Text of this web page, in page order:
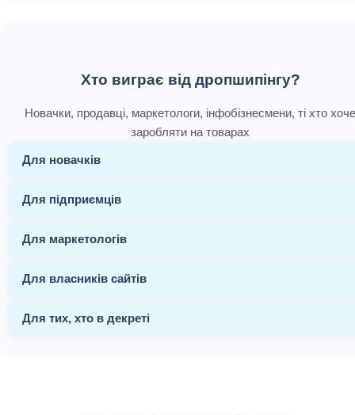
Хто виграє від дропшипінгу?
Новачки, продавці, маркетологи, інфобізнесмени, ті хто хоче
заробляти на товарах
Для новачків
Для підприємців
Для маркетологів
Для власників сайтів
Для тих, хто в декреті